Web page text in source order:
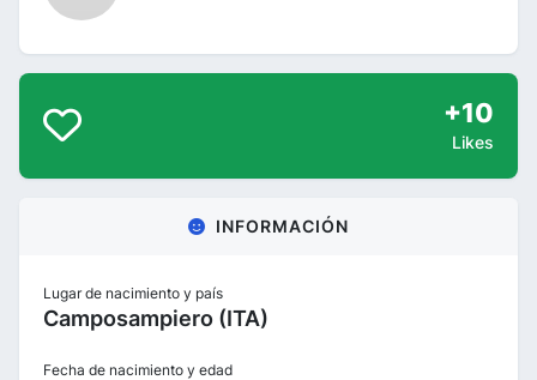
+10
Likes
INFORMACIÓN
Lugar de nacimiento y país
Camposampiero (ITA)
Fecha de nacimiento y edad